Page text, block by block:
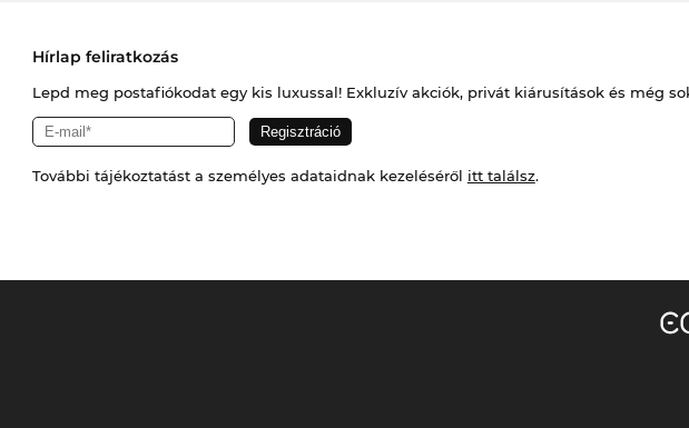
Hírlap feliratkozás
Lepd meg postafiókodat egy kis luxussal! Exkluzív akciók, privát kiárusítások és még
További tájékoztatást a személyes adataidnak kezeléséről itt találsz.